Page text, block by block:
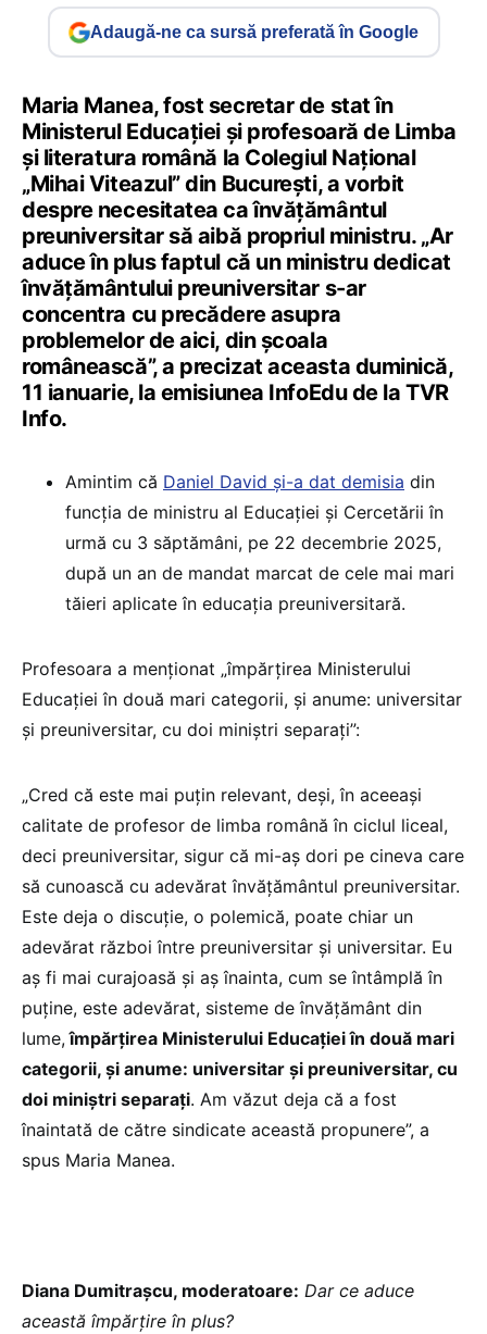
Adaugă-ne ca sursă preferată în Google
Maria Manea, fost secretar de stat în
Ministerul Educației și profesoară de Limba
și literatura română la Colegiul Național
„Mihai Viteazul” din București, a vorbit
despre necesitatea ca învățământul
preuniversitar să aibă propriul ministru. „Ar
aduce în plus faptul că un ministru dedicat
învățământului preuniversitar s-ar
concentra cu precădere asupra
problemelor de aici, din școala
românească”, a precizat aceasta duminică,
11 ianuarie, la emisiunea InfoEdu de la TVR
Info.
Amintim că Daniel David și-a dat demisia din
funcția de ministru al Educației și Cercetării în
urmă cu 3 săptămâni, pe 22 decembrie 2025,
după un an de mandat marcat de cele mai mari
tăieri aplicate în educația preuniversitară.
Profesoara a menționat „împărțirea Ministerului
Educației în două mari categorii, și anume: universitar
și preuniversitar, cu doi miniștri separați”:
„Cred că este mai puțin relevant, deși, în aceeași
calitate de profesor de limba română în ciclul liceal,
deci preuniversitar, sigur că mi-aș dori pe cineva care
să cunoască cu adevărat învățământul preuniversitar.
Este deja o discuție, o polemică, poate chiar un
adevărat război între preuniversitar și universitar. Eu
aș fi mai curajoasă și aș înainta, cum se întâmplă în
puține, este adevărat, sisteme de învățământ din
lume,împărțirea Ministerului Educației în două mari
categorii, și anume: universitar și preuniversitar, cu
doi miniștri separați. Am văzut deja că a fost
înaintată de către sindicate această propunere”, a
spus Maria Manea.
Diana Dumitrașcu, moderatoare: Dar ce aduce
această împărțire în plus?